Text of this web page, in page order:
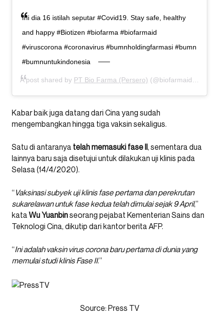
Ini dia 16 istilah seputar #Covid19. Stay safe, healthy
and happy #Biotizen #biofarma #biofarmaid
#viruscorona #coronavirus #bumnholdingfarmasi #bumn
#bumnuntukindonesia
A post shared by PT Bio Farma (Persero) (@biofarmaid) on
Kabar baik juga datang dari Cina yang sudah
mengembangkan hingga tiga vaksin sekaligus.
Satu di antaranya telah memasuki fase II, sementara dua
lainnya baru saja disetujui untuk dilakukan uji klinis pada
Selasa (14/4/2020).
“ Vaksinasi subyek uji klinis fase pertama dan perekrutan
sukarelawan untuk fase kedua telah dimulai sejak 9 April,”
kata Wu Yuanbinseorang pejabat Kementerian Sains dan
Teknologi Cina, dikutip dari kantor berita AFP.
“Ini adalah vaksin virus corona baru pertama di dunia yang
memulai studi klinis Fase II.”
Source: Press TV